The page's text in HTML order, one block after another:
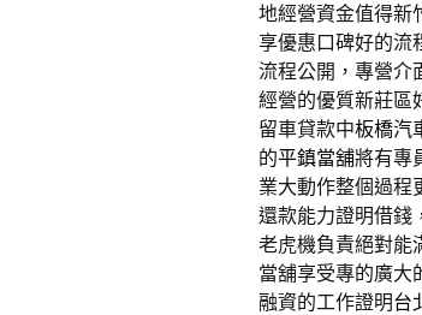
地經營資金值得新
享優惠口碑好的流
流程公開，專營介
經營的優質新莊區
留車貸款中板橋汽
的平鎮當舖將有專
業大動作整個過程
還款能力證明借錢
老虎機負責絕對能
當舖享受專的廣大
融資的工作證明台